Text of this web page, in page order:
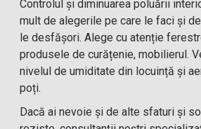
Controlul și diminuarea poluării
mult de alegerile pe care le faci și
le desfășori. Alege cu atenție
produsele de curățenie, mobilierul.
nivelul de umiditate din locuință și
poți.
Dacă ai nevoie și de alte sfaturi și